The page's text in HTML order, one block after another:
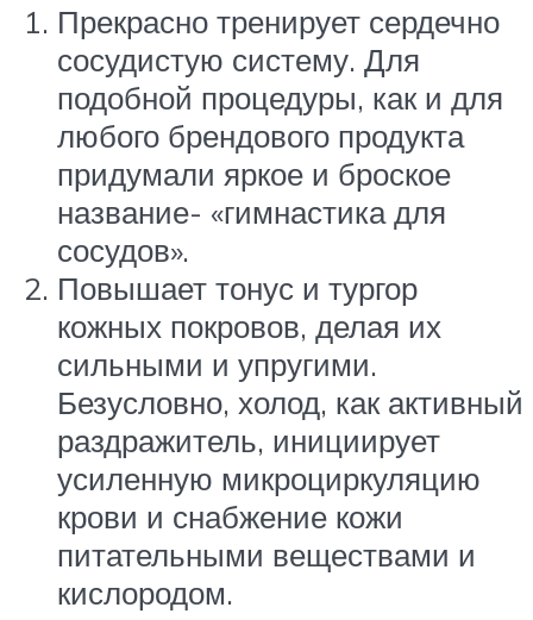
Прекрасно тренирует сердечно
сосудистую систему. Для
подобной процедуры, как и для
любого брендового продукта
придумали яркое и броское
название- «гимнастика для
сосудов».
Повышает тонус и тургор
кожных покровов, делая их
сильными и упругими.
Безусловно, холод, как активный
раздражитель, инициирует
усиленную микроциркуляцию
крови и снабжение кожи
питательными веществами и
кислородом.